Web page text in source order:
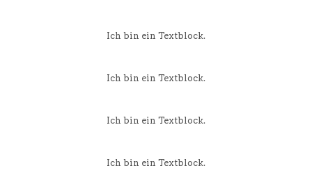
Ich bin ein Textblock.
Ich bin ein Textblock.
Ich bin ein Textblock.
Ich bin ein Textblock.